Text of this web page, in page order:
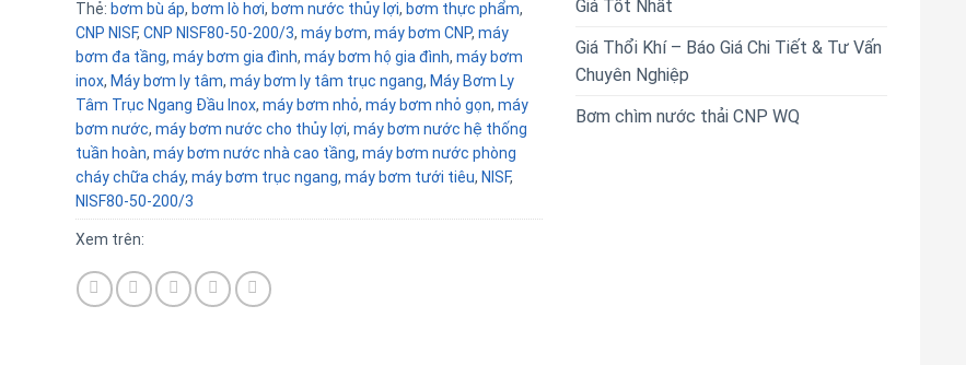
Giá Tốt Nhất
Giá Thổi Khí – Báo Giá Chi Tiết & Tư Vấn
Chuyên Nghiệp
Bơm chìm nước thải CNP WQ
Thẻ: bơm bù áp, bơm lò hơi, bơm nước thủy lợi, bơm thực phẩm,
CNP NISF, CNP NISF80-50-200/3, máy bơm, máy bơm CNP, máy
bơm đa tầng, máy bơm gia đình, máy bơm hộ gia đình, máy bơm
inox, Máy bơm ly tâm, máy bơm ly tâm trục ngang, Máy Bơm Ly
Tâm Trục Ngang Đầu Inox, máy bơm nhỏ, máy bơm nhỏ gọn, máy
bơm nước, máy bơm nước cho thủy lợi, máy bơm nước hệ thống
tuần hoàn, máy bơm nước nhà cao tầng, máy bơm nước phòng
cháy chữa cháy, máy bơm trục ngang, máy bơm tưới tiêu, NISF,
NISF80-50-200/3
Xem trên: